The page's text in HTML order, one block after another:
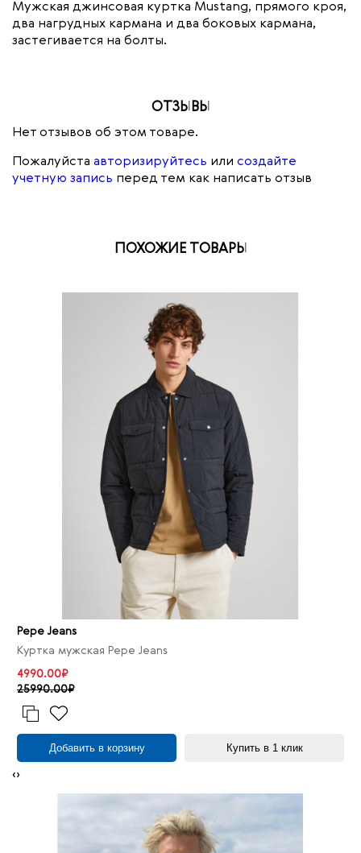
Мужская джинсовая куртка Mustang, прямого кроя,
два нагрудных кармана и два боковых кармана,
застегивается на болты.
ОТЗЫВЫ
Нет отзывов об этом товаре.
Пожалуйста авторизируйтесь или создайте
учетную запись перед тем как написать отзыв
ПОХОЖИЕ ТОВАРЫ
Pepe Jeans
Куртка мужская Pepe Jeans
4990.00₽
25990.00₽
Добавить в корзину Купить в 1 клик
‹›